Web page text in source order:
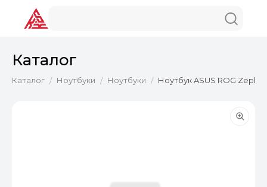
Каталог
Каталог / Ноутбуки / Ноутбуки / Ноутбук ASUS ROG